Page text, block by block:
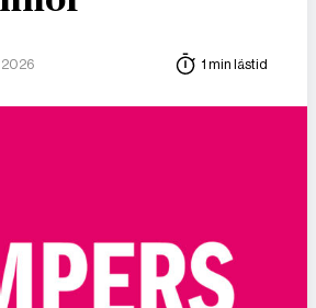
2026 1 min lästid